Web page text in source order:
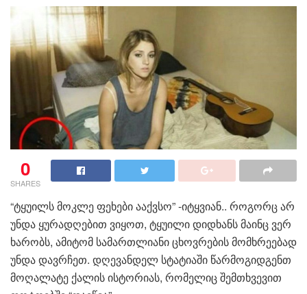
0
SHARES
“ტყუილს მოკლე ფეხები ააქვსო” -იტყვიან.. როგორც არ
უნდა ყურადღებით ვიყოთ, ტყუილი დიდხანს მაინც ვერ
ხარობს, ამიტომ სამართლიანი ცხოვრების მომხრეებად
უნდა დავრჩეთ. დღევანდელ სტატიაში წარმოგიდგენთ
მოღალატე ქალის ისტორიას, რომელიც შემთხვევით